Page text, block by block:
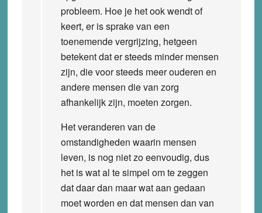
probleem. Hoe je het ook wendt of
keert, er is sprake van een
toenemende vergrijzing, hetgeen
betekent dat er steeds minder mensen
zijn, die voor steeds meer ouderen en
andere mensen die van zorg
afhankelijk zijn, moeten zorgen.
Het veranderen van de
omstandigheden waarin mensen
leven, is nog niet zo eenvoudig, dus
het is wat al te simpel om te zeggen
dat daar dan maar wat aan gedaan
moet worden en dat mensen dan van